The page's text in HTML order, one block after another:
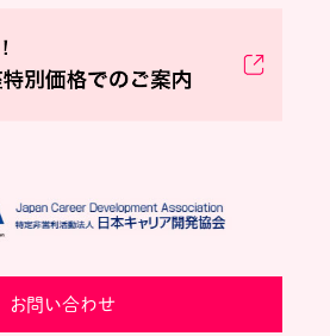
お問い合わせ